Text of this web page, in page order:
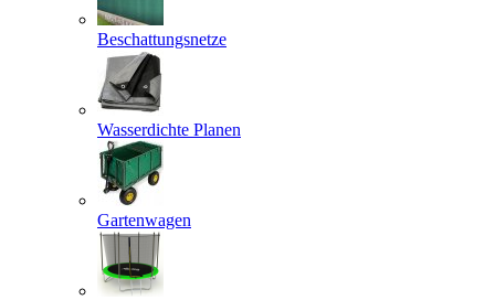
Beschattungsnetze
Wasserdichte Planen
Gartenwagen